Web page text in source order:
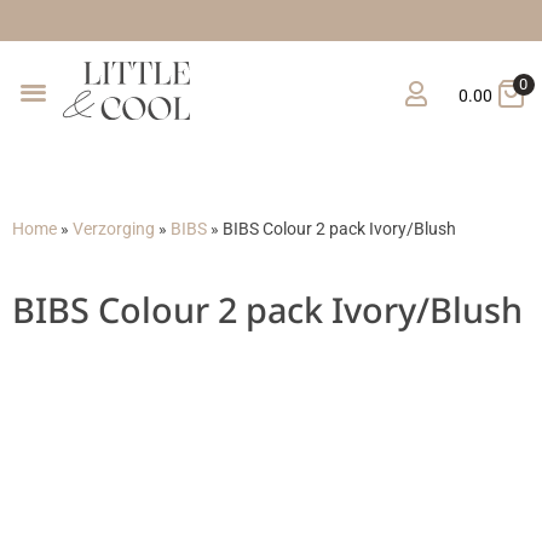
0.00
0
Home » Verzorging » BIBS » BIBS Colour 2 pack Ivory/Blush
BIBS Colour 2 pack Ivory/Blush